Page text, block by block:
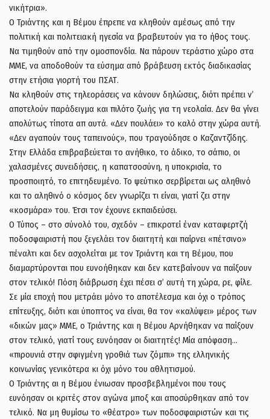
νικήτρια».
Ο Τριάντης και η Βέμου έπρεπε να κληθούν αμέσως από την
πολιτική και πολιτειακή ηγεσία να βραβευτούν για το ήθος τους.
Να τιμηθούν από την ομοσπονδία. Να πάρουν τεράστιο χώρο στα
ΜΜΕ, να αποδοθούν τα εύσημα από βράβευση εκτός διαδικασίας
στην ετήσια γιορτή του ΠΣΑΤ.
Να κληθούν στις τηλεοράσεις να κάνουν δηλώσεις, διότι πρέπει ν’
αποτελούν παράδειγμα και πιλότο ζωής για τη νεολαία. Δεν θα γίνει
απολύτως τίποτα απ αυτά. «Δεν πουλάει» το καλό στην χώρα αυτή.
«Δεν αγαπούν τους ταπεινούς», που τραγούδησε ο Καζαντζίδης.
Στην Ελλάδα επιβραβεύεται το ανήθικο, το άδικο, το σάπιο, οι
χαλασμένες συνειδήσεις, η καπατσοσύνη, η υποκρισία, το
προσποιητό, το επιτηδευμένο. Το ψεύτικο σερβίρεται ως αληθινό
και το αληθινό ο κόσμος δεν γνωρίζει τι είναι, γιατί ζει στην
«κοσμάρα» του. Έτσι τον έχουνε εκπαιδεύσει.
Ο Τύπος – στο σύνολό του, σχεδόν – επικροτεί έναν καταφερτζή
ποδοσφαιριστή που ξεγελάει τον διαιτητή και παίρνει «πέτσινο»
πέναλτι και δεν ασχολείται με τον Τριάντη και τη Βέμου, που
διαμαρτύρονται που ευνοήθηκαν και δεν κατεβαίνουν να παίξουν
στον τελικό! Πόση διάβρωση έχει πέσει σ’ αυτή τη χώρα, ρε, φίλε.
Σε μία εποχή που μετράει μόνο το αποτέλεσμα και όχι ο τρόπος
επίτευξης, διότι και ύποπτος να είναι, θα τον «καλύψει» μέρος των
«δικών μας» ΜΜΕ, ο Τριάντης και η Βέμου Αρνήθηκαν να παίξουν
στον τελικό, γιατί τους ευνόησαν οι διαιτητές! Μία απόφαση…
«πιρουνιά στην σφιγμένη γροθιά των ζόμπι» της ελληνικής
κοινωνίας γενικότερα κι όχι μόνο του αθλητισμού.
Ο Τριάντης αι η Βέμου ένιωσαν προσβεβλημένοι που τους
ευνόησαν οι κριτές στον αγώνα μποξ και αποσύρθηκαν από τον
τελικό. Να μη θυμίσω το «θέατρο» των ποδοσφαιριστών και τις